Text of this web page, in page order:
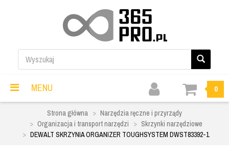
MENU 0
Strona główna
Narzędzia ręczne i przyrządy
Organizacja i transport narzędzi
Skrzynki narzędziowe
DEWALT SKRZYNIA ORGANIZER TOUGHSYSTEM DWST83392-1